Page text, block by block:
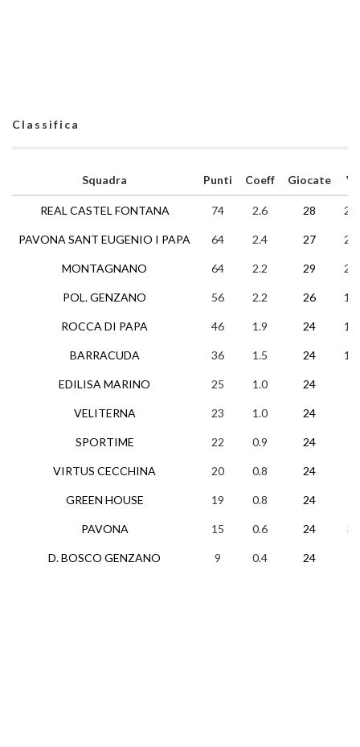
Classifica
Squadra
REAL CASTEL FONTANA
PAVONA SANT EUGENIO I PAPA
MONTAGNANO
POL. GENZANO
ROCCA DI PAPA
BARRACUDA
EDILISA MARINO
VELITERNA
SPORTIME
VIRTUS CECCHINA
GREEN HOUSE
PAVONA
D. BOSCO GENZANO
Punti Coeff Giocate V
74 2.6 28 24
64 2.4 27 20
64 2.2 29 20
56 2.2 26 17
46 1.9 24 15
36 1.5 24 11
25 1.0 24
23 1.0 24
22 0.9 24
20 0.8 24
19 0.8 24
15 0.6 24 3
9 0.4 24